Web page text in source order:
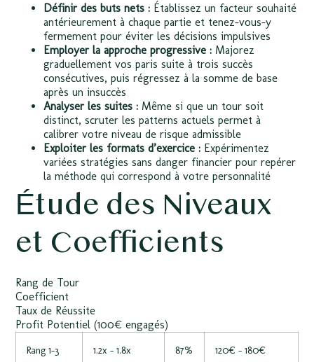
Définir des buts nets : Établissez un facteur souhaité
antérieurement à chaque partie et tenez-vous-y
fermement pour éviter les décisions impulsives
Employer la approche progressive : Majorez
graduellement vos paris suite à trois succès
consécutives, puis régressez à la somme de base
après un insuccès
Analyser les suites : Même si que un tour soit
distinct, scruter les patterns actuels permet à
calibrer votre niveau de risque admissible
Exploiter les formats d’exercice : Expérimentez
variées stratégies sans danger financier pour repérer
la méthode qui correspond à votre personnalité
Étude des Niveaux
et Coefficients
Rang de Tour
Coefficient
Taux de Réussite
Profit Potentiel (100€ engagés)
Rang 1-3 1.2x – 1.8x 87% 120€ – 180€